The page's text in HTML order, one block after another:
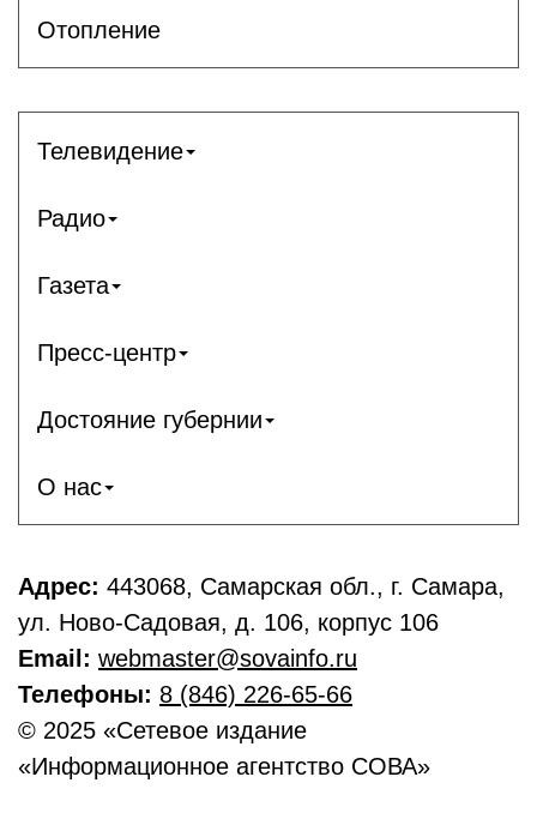
Отопление
Телевидение
Радио
Газета
Пресс-центр
Достояние губернии
О нас
Адрес: 443068, Самарская обл., г. Самара,
ул. Ново-Садовая, д. 106, корпус 106
Email: webmaster@sovainfo.ru
Телефоны: 8 (846) 226-65-66
© 2025 «Сетевое издание
«Информационное агентство СОВА»